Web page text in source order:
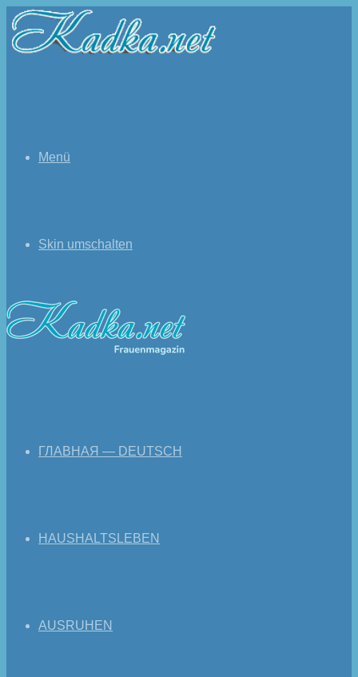
Menü
Skin umschalten
ГЛАВНАЯ — DEUTSCH
HAUSHALTSLEBEN
AUSRUHEN